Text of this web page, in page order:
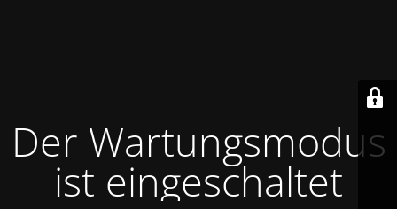
Der Wartungsmodus
ist eingeschaltet